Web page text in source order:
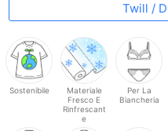
Twill /
Sostenibile
Materiale
Fresco E
Rinfrescant
e
Per La
Biancheria